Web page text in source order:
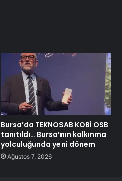
Bursa’da TEKNOSAB KOBİ OSB
tanıtıldı… Bursa’nın kalkınma
yolculuğunda yeni dönem
Ağustos 7, 2026